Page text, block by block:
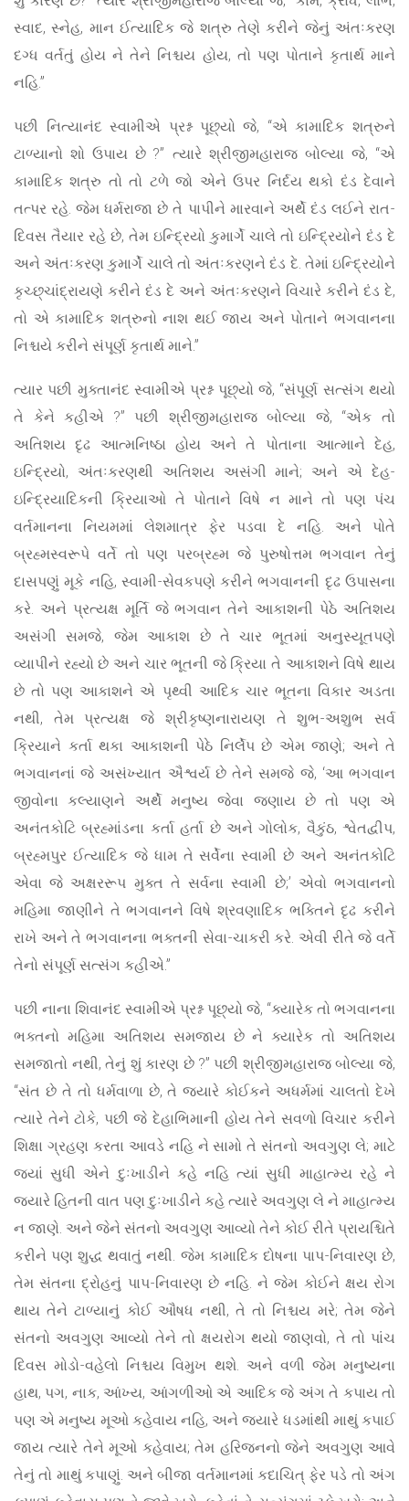
સ્વાદ, સ્નેહ, માન ઈત્યાદિક જે શત્રુ તેણે કરીને જેનું અંતઃકરણ
દગ્ધ વર્તતું હોય ને તેને નિશ્ચય હોય, તો પણ પોતાને કૃતાર્થ માને
નહિ.”
પછી નિત્યાનંદ સ્વામીએ પ્રશ્ન પૂછ્યો જે, “એ કામાદિક શત્રુને
ટાળ્યાનો શો ઉપાય છે ?” ત્યારે શ્રીજીમહારાજ બોલ્યા જે, “એ
કામાદિક શત્રુ તો તો ટળે જો એને ઉપર નિર્દય થકો દંડ દેવાને
તત્પર રહે. જેમ ધર્મરાજા છે તે પાપીને મારવાને અર્થે દંડ લઈને રાત-
દિવસ તૈયાર રહે છે, તેમ ઇન્દ્રિયો કુમાર્ગે ચાલે તો ઇન્દ્રિયોને દંડ દે
અને અંતઃકરણ કુમાર્ગે ચાલે તો અંતઃકરણને દંડ દે. તેમાં ઇન્દ્રિયોને
કૃચ્છ્ચાંદ્રાયણે કરીને દંડ દે અને અંતઃકરણને વિચારે કરીને દંડ દે,
તો એ કામાદિક શત્રુનો નાશ થઈ જાય અને પોતાને ભગવાનના
નિશ્ચયે કરીને સંપૂર્ણ કૃતાર્થ માને.”
ત્યાર પછી મુક્તાનંદ સ્વામીએ પ્રશ્ન પૂછ્યો જે, “સંપૂર્ણ સત્સંગ થયો
તે કેને કહીએ ?” પછી શ્રીજીમહારાજ બોલ્યા જે, “એક તો
અતિશય દૃઢ આત્મનિષ્ઠા હોય અને તે પોતાના આત્માને દેહ,
ઇન્દ્રિયો, અંતઃકરણથી અતિશય અસંગી માને; અને એ દેહ-
ઇન્દ્રિયાદિકની ક્રિયાઓ તે પોતાને વિષે ન માને તો પણ પંચ
વર્તમાનના નિયમમાં લેશમાત્ર ફેર પડવા દે નહિ. અને પોતે
બ્રહ્મસ્વરૂપે વર્તે તો પણ પરબ્રહ્મ જે પુરુષોત્તમ ભગવાન તેનું
દાસપણું મૂકે નહિ, સ્વામી-સેવકપણે કરીને ભગવાનની દૃઢ ઉપાસના
કરે. અને પ્રત્યક્ષ મૂર્તિ જે ભગવાન તેને આકાશની પેઠે અતિશય
અસંગી સમજે, જેમ આકાશ છે તે ચાર ભૂતમાં અનુસ્યૂતપણે
વ્યાપીને રહ્યો છે અને ચાર ભૂતની જે ક્રિયા તે આકાશને વિષે થાય
છે તો પણ આકાશને એ પૃથ્વી આદિક ચાર ભૂતના વિકાર અડતા
નથી, તેમ પ્રત્યક્ષ જે શ્રીકૃષ્ણનારાયણ તે શુભ-અશુભ સર્વ
ક્રિયાને કર્તા થકા આકાશની પેઠે નિર્લેપ છે એમ જાણે; અને તે
ભગવાનનાં જે અસંખ્યાત ઐશ્વર્ય છે તેને સમજે જે, ‘આ ભગવાન
જીવોના કલ્યાણને અર્થે મનુષ્ય જેવા જણાય છે તો પણ એ
અનંતકોટિ બ્રહ્માંડના કર્તા હર્તા છે અને ગોલોક, વૈકુંઠ, શ્વેતદ્વીપ,
બ્રહ્મપુર ઈત્યાદિક જે ધામ તે સર્વેના સ્વામી છે અને અનંતકોટિ
એવા જે અક્ષરરૂપ મુક્ત તે સર્વના સ્વામી છે;’ એવો ભગવાનનો
મહિમા જાણીને તે ભગવાનને વિષે શ્રવણાદિક ભક્તિને દૃઢ કરીને
રાખે અને તે ભગવાનના ભક્તની સેવા-ચાકરી કરે. એવી રીતે જે વર્તે
તેનો સંપૂર્ણ સત્સંગ કહીએ.”
પછી નાના શિવાનંદ સ્વામીએ પ્રશ્ન પૂછ્યો જે, “ક્યારેક તો ભગવાનના
ભક્તનો મહિમા અતિશય સમજાય છે ને ક્યારેક તો અતિશય
સમજાતો નથી, તેનું શું કારણ છે ?” પછી શ્રીજીમહારાજ બોલ્યા જે,
“સંત છે તે તો ધર્મવાળા છે, તે જ્યારે કોઈકને અધર્મમાં ચાલતો દેખે
ત્યારે તેને ટોકે, પછી જે દેહાભિમાની હોય તેને સવળો વિચાર કરીને
શિક્ષા ગ્રહણ કરતા આવડે નહિ ને સામો તે સંતનો અવગુણ લે; માટે
જ્યાં સુધી એને દુઃખાડીને કહે નહિ ત્યાં સુધી માહાત્મ્ય રહે ને
જ્યારે હિતની વાત પણ દુઃખાડીને કહે ત્યારે અવગુણ લે ને માહાત્મ્ય
ન જાણે. અને જેને સંતનો અવગુણ આવ્યો તેને કોઈ રીતે પ્રાયશ્ચિતે
કરીને પણ શુદ્ધ થવાતું નથી. જેમ કામાદિક દોષના પાપ-નિવારણ છે,
તેમ સંતના દ્રોહનું પાપ-નિવારણ છે નહિ. ને જેમ કોઈને ક્ષય રોગ
થાય તેને ટાળ્યાનું કોઈ ઔષધ નથી, તે તો નિશ્ચય મરે; તેમ જેને
સંતનો અવગુણ આવ્યો તેને તો ક્ષયરોગ થયો જાણવો, તે તો પાંચ
દિવસ મોડો-વહેલો નિશ્ચય વિમુખ થશે. અને વળી જેમ મનુષ્યના
હાથ, પગ, નાક, આંખ્ય, આંગળીઓ એ આદિક જે અંગ તે કપાય તો
પણ એ મનુષ્ય મૂઓ કહેવાય નહિ, અને જ્યારે ધડમાંથી માથું કપાઈ
જાય ત્યારે તેને મૂઓ કહેવાય; તેમ હરિજનનો જેને અવગુણ આવે
તેનું તો માથું કપાણું. અને બીજા વર્તમાનમાં કદાચિત્ ફેર પડે તો અંગ